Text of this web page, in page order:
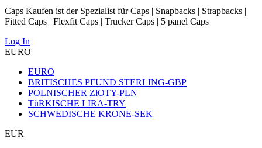
Caps Kaufen ist der Spezialist für Caps | Snapbacks | Strapbacks |
Fitted Caps | Flexfit Caps | Trucker Caps | 5 panel Caps
Log In
EURO
EURO
BRITISCHES PFUND STERLING-GBP
POLNISCHER ZłOTY-PLN
TüRKISCHE LIRA-TRY
SCHWEDISCHE KRONE-SEK
EUR